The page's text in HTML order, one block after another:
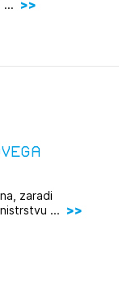
...
zaradi
...